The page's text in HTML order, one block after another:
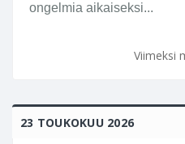
ongelmia aikaiseksi...
Viimeksi
23 TOUKOKUU 2026